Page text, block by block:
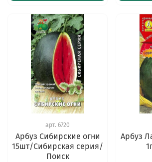
арт. 6720
Арбуз Сибирские огни
15шт/Сибирская серия/
Поиск
Арбуз